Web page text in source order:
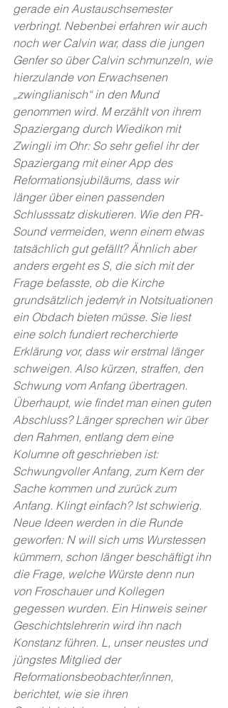
gerade ein Austauschsemester
verbringt. Nebenbei erfahren wir auch
noch wer Calvin war, dass die jungen
Genfer so über Calvin schmunzeln, wie
hierzulande von Erwachsenen
„zwinglianisch“ in den Mund
genommen wird. M erzählt von ihrem
Spaziergang durch Wiedikon mit
Zwingli im Ohr: So sehr gefiel ihr der
Spaziergang mit einer App des
Reformationsjubiläums, dass wir
länger über einen passenden
Schlusssatz diskutieren. Wie den PR-
Sound vermeiden, wenn einem etwas
tatsächlich gut gefällt? Ähnlich aber
anders ergeht es S, die sich mit der
Frage befasste, ob die Kirche
grundsätzlich jedem/r in Notsituationen
ein Obdach bieten müsse. Sie liest
eine solch fundiert recherchierte
Erklärung vor, dass wir erstmal länger
schweigen. Also kürzen, straffen, den
Schwung vom Anfang übertragen.
Überhaupt, wie findet man einen guten
Abschluss? Länger sprechen wir über
den Rahmen, entlang dem eine
Kolumne oft geschrieben ist:
Schwungvoller Anfang, zum Kern der
Sache kommen und zurück zum
Anfang. Klingt einfach? Ist schwierig.
Neue Ideen werden in die Runde
geworfen: N will sich ums Wurstessen
kümmern, schon länger beschäftigt ihn
die Frage, welche Würste denn nun
von Froschauer und Kollegen
gegessen wurden. Ein Hinweis seiner
Geschichtslehrerin wird ihn nach
Konstanz führen. L, unser neustes und
jüngstes Mitglied der
Reformationsbeobachter/innen,
berichtet, wie sie ihren